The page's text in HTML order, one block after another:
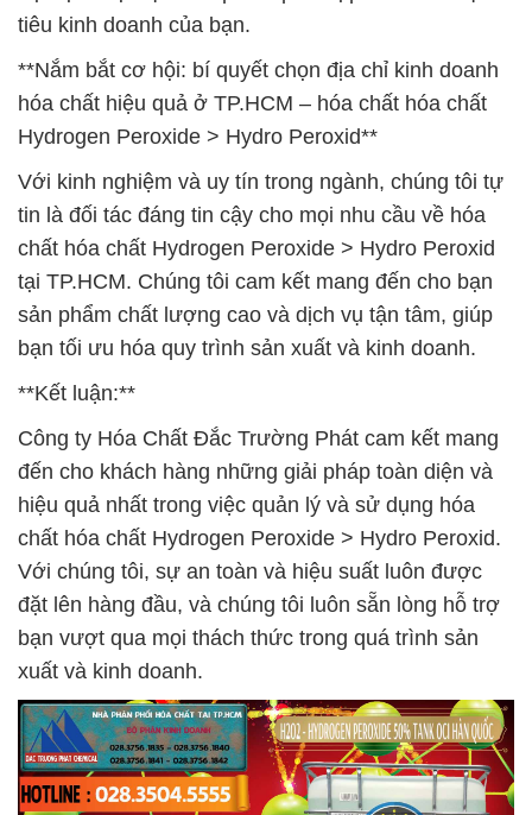
tiêu kinh doanh của bạn.
**Nắm bắt cơ hội: bí quyết chọn địa chỉ kinh doanh
hóa chất hiệu quả ở TP.HCM – hóa chất hóa chất
Hydrogen Peroxide > Hydro Peroxid**
Với kinh nghiệm và uy tín trong ngành, chúng tôi tự
tin là đối tác đáng tin cậy cho mọi nhu cầu về hóa
chất hóa chất Hydrogen Peroxide > Hydro Peroxid
tại TP.HCM. Chúng tôi cam kết mang đến cho bạn
sản phẩm chất lượng cao và dịch vụ tận tâm, giúp
bạn tối ưu hóa quy trình sản xuất và kinh doanh.
**Kết luận:**
Công ty Hóa Chất Đắc Trường Phát cam kết mang
đến cho khách hàng những giải pháp toàn diện và
hiệu quả nhất trong việc quản lý và sử dụng hóa
chất hóa chất Hydrogen Peroxide > Hydro Peroxid.
Với chúng tôi, sự an toàn và hiệu suất luôn được
đặt lên hàng đầu, và chúng tôi luôn sẵn lòng hỗ trợ
bạn vượt qua mọi thách thức trong quá trình sản
xuất và kinh doanh.